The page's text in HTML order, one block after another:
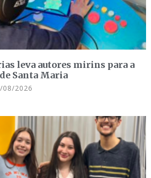
leva autores mirins para a
Santa Maria
08/2026